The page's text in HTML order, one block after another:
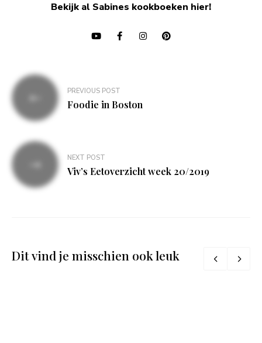
Bekijk al Sabines kookboeken hier!
Bericht
navigatie
PREVIOUS POST
Foodie in Boston
NEXT POST
Viv’s Eetoverzicht week 20/2019
Dit vind je misschien ook leuk